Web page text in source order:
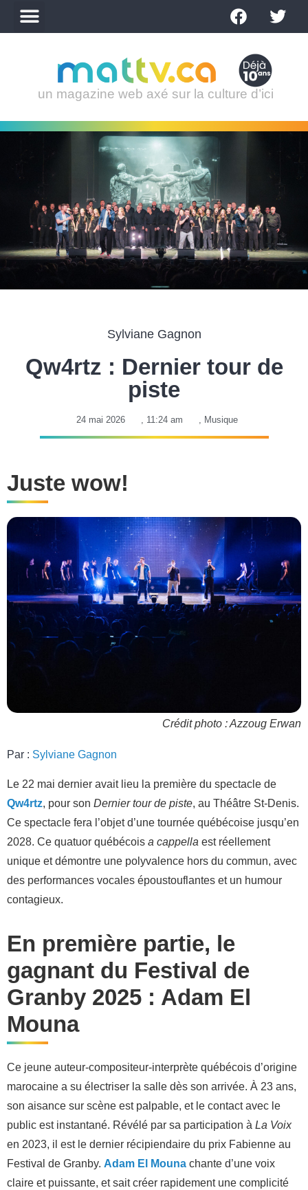
un magazine web axé sur la culture d’ici
Sylviane Gagnon
Qw4rtz : Dernier tour de
piste
24 mai 2026 , 11:24 am , Musique
Juste wow!
Crédit photo : Azzoug Erwan
Par : Sylviane Gagnon
Le 22 mai dernier avait lieu la première du spectacle de
Qw4rtz, pour son Dernier tour de piste, au Théâtre St-Denis.
Ce spectacle fera l’objet d’une tournée québécoise jusqu’en
2028. Ce quatuor québécois a cappella est réellement
unique et démontre une polyvalence hors du commun, avec
des performances vocales époustouflantes et un humour
contagieux.
En première partie, le
gagnant du Festival de
Granby 2025 : Adam El
Mouna
Ce jeune auteur-compositeur-interprète québécois d’origine
marocaine a su électriser la salle dès son arrivée. À 23 ans,
son aisance sur scène est palpable, et le contact avec le
public est instantané. Révélé par sa participation à La Voix
en 2023, il est le dernier récipiendaire du prix Fabienne au
Festival de Granby. Adam El Mouna chante d’une voix
claire et puissante, et sait créer rapidement une complicité